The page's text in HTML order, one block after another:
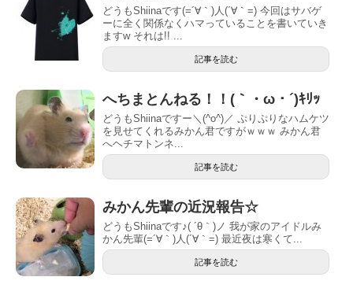
どうもShiinaです(=´∀｀)人(´∀｀=) 今回はサバゲ
ーに全く関係なくハマっていることを書いていき
ますw それは︎!! ...
記事を読む
へちまとんねる！！(｀・ω・´)ｷﾘｯ
どうもShiinaですー＼(^o^)／ ぷりぷりなハムケツ
を見せてくれるみかん君ですがｗｗｗ みかん君
へヘチマトンネ...
記事を読む
みかん先輩の近況報告☆
どうもShiinaです♪( ´θ｀)ノ 我が家のアイドルみ
かん先輩(=´∀｀)人(´∀｀=) 最近夜は寒くて...
記事を読む